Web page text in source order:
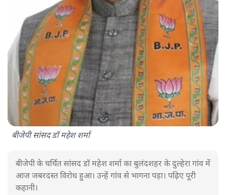
बीजेपी सांसद डॉ महेश शर्मा
बीजेपी के चर्चित सांसद डॉ महेश शर्मा का बुलंदशहर के दुल्हेरा गांव में
आज जबरदस्त विरोध हुआ। उन्हें गांव से भागना पड़ा। पढ़िए पूरी
कहानी।